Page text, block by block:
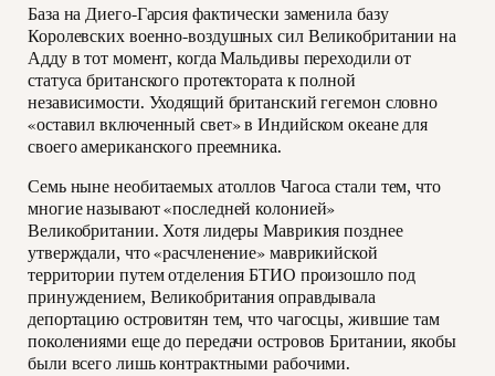
База на Диего-Гарсия фактически заменила базу
Королевских военно-воздушных сил Великобритании на
Адду в тот момент, когда Мальдивы переходили от
статуса британского протектората к полной
независимости. Уходящий британский гегемон словно
«оставил включенный свет» в Индийском океане для
своего американского преемника.
Семь ныне необитаемых атоллов Чагоса стали тем, что
многие называют «последней колонией»
Великобритании. Хотя лидеры Маврикия позднее
утверждали, что «расчленение» маврикийской
территории путем отделения БТИО произошло под
принуждением, Великобритания оправдывала
депортацию островитян тем, что чагосцы, жившие там
поколениями еще до передачи островов Британии, якобы
были всего лишь контрактными рабочими.